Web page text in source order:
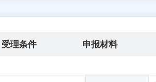
受理条件 申报材料